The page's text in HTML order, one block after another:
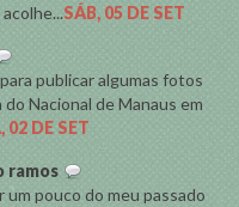
SÁB, 05 DE SET
publicar algumas fotos
Nacional de Manaus em
02 DE SET
ramos
um pouco do meu passado